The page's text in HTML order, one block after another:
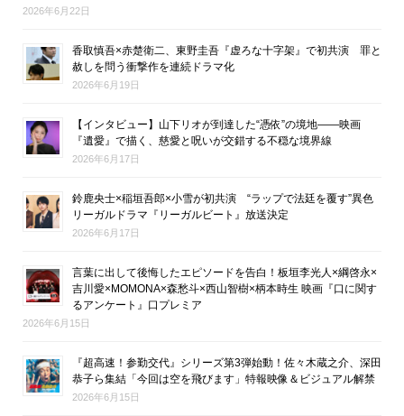
2026年6月22日
香取慎吾×赤楚衛二、東野圭吾『虚ろな十字架』で初共演 罪と
赦しを問う衝撃作を連続ドラマ化
2026年6月19日
【インタビュー】山下リオが到達した“憑依”の境地――映画
『遺愛』で描く、慈愛と呪いが交錯する不穏な境界線
2026年6月17日
鈴鹿央士×稲垣吾郎×小雪が初共演 “ラップで法廷を覆す”異色
リーガルドラマ『リーガルビート』放送決定
2026年6月17日
言葉に出して後悔したエピソードを告白！板垣李光人×綱啓永×
吉川愛×MOMONA×森愁斗×西山智樹×柄本時生 映画『口に関す
るアンケート』口プレミア
2026年6月15日
『超高速！参勤交代』シリーズ第3弾始動！佐々木蔵之介、深田
恭子ら集結「今回は空を飛びます」特報映像＆ビジュアル解禁
2026年6月15日